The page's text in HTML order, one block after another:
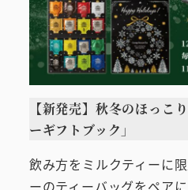
【新発売】秋冬のほっこ
ーギフトブック」
飲み方をミルクティーに